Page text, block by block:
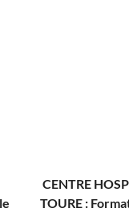
CENTRE
TOURE :